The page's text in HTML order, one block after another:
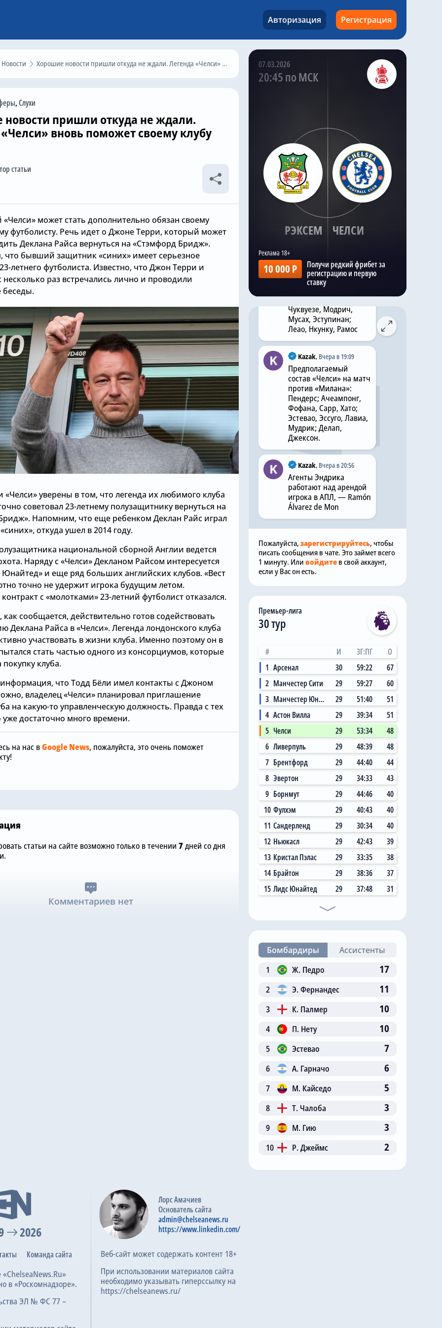
Авторизация Регистрация
Новости Хорошие новости пришли откуда не ждали. Легенда «Челси» вновь поможет своему клубу
,Слухи
пришли откуда не ждали.
вновь поможет своему клубу
статьи
может стать дополнительно обязан своему
футболисту. Речь идет о Джоне Терри, который может
Деклана Райса вернуться на «Стэмфорд Бридж».
что бывший защитник «синих» имеет серьезное
летнего футболиста. Известно, что Джон Терри и
несколько раз встречались лично и проводили
беседы.
уверены в том, что легенда их любимого клуба
советовал 23-летнему полузащитнику вернуться на
Напомним, что еще ребенком Деклан Райс играл
откуда ушел в 2014 году.
национальной сборной Англии ведется
Наряду с «Челси» Декланом Райсом интересуется
и еще ряд больших английских клубов. «Вест
точно не удержит игрока будущим летом.
с «молотками» 23-летний футболист отказался.
сообщается, действительно готов содействовать
Деклана Райса в «Челси». Легенда лондонского клуба
участвовать в жизни клуба. Именно поэтому он в
стать частью одного из консорциумов, которые
клуба.
что Тодд Бёли имел контакты с Джоном
владелец «Челси» планировал приглашение
на какую-то управленческую должность. Правда с тех
достаточно много времени.
на нас вGoogle News, пожалуйста, это очень поможет
Вчера, 15:36
отреагировал на
размере £75 млн за звезду
Вчера, 11:14
Главный любитель
«привозов» в «Челси»
рад, что он теперь не
самый «старый дядя» в
клубе
статьи на сайте возможно только в течении 7дней со дня
Комментариев нет
07.03.2026
20:45 по МСК
РЭКСЕМ ЧЕЛСИ
10 000 Р
Получи редкий фрибет за
регистрацию и первую
ставку
переговоры с «Кристал
Пэлас» о возможном
переходе
высококлассного
полузащитника Адама
Уортона, продолжая
поиски долгосрочного
усиления в центре
инсайдера «Челси»
Саймона Филлипса,
«синие» возобновили
переговоры с «Кристал
Пэлас», пытаясь
изучить возможность
подписания контракта
с игроком сборной
Англии до закрытия
трансферного окна.
Прогнозируемый
состав «Милана» на
матч с «Челси»:
Терраччано; Томори,
Габбия, Павлович;
Чуквуезе, Модрич,
Мусах, Эступинан;
Леао, Нкунку, Рамос
Kazak, Вчера в 19:09
Предполагаемый
состав «Челси» на матч
против «Милана»:
Пендерс; Ачеампонг,
Фофана, Сарр, Хато;
Эстевао, Эссуго, Лавиа,
Мудрик; Делап,
Джексон.
Kazak, Вчера в 20:56
Агенты Эндрика
работают над арендой
игрока в АПЛ, — Ramón
Álvarez de Mon
Пожалуйста, зарегистрируйтесь, чтобы
писать сообщения в чате. Это займет всего
1 минуту. Или войдите в свой аккаунт,
если у Вас он есть.
Премьер-лига
30 тур
# И ЗГ:ПГ
О
1 Арсенал 30 59:22
67
2 Манчестер Сити 29 59:27
60
3
Манчестер Юнайтед 29 51:40
51
4 Астон Вилла 29 39:34
51
5 Челси 29 53:34
48
6 Ливерпуль 29 48:39
48
7 Брентфорд 29 44:40
44
8 Эвертон 29 34:33
43
9 Борнмут 29 44:46
40
10 Фулхэм 29 40:43
40
11 Сандерленд 29 30:34
40
12 Ньюкасл 29 42:43
39
13 Кристал Пэлас 29 33:35
38
14 Брайтон 29 38:36
37
15 Лидс Юнайтед 29 37:48 31
Бомбардиры
Ассистенты
1
Ж. Педро 17
2 Э. Фернандес 11
3 К. Палмер 10
4 П. Нету 10
5 Эстевао 7
6 А. Гарначо 6
7 М. Кайседо 5
8 Т. Чалоба 3
9 М. Гию 3
10 Р. Джеймс 2
2026
Команда сайта
в «Роскомнадзоре».
ЭЛ № ФС 77 –
Лорс Амачиев
Основатель сайта
admin@chelseanews.ru
https://www.linkedin.com/
Веб-сайт может содержать контент 18+
При использовании материалов сайта
необходимо указывать гиперссылку на
https://chelseanews.ru/